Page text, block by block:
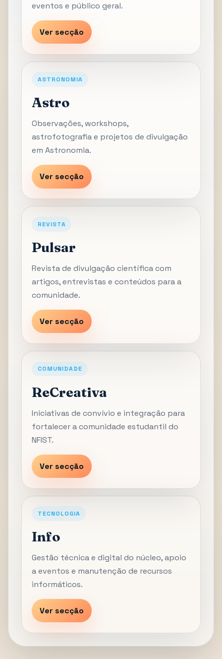
eventos e público geral.
Ver secção
ASTRONOMIA
Astro
Observações, workshops,
astrofotografia e projetos de divulgação
em Astronomia.
Ver secção
REVISTA
Pulsar
Revista de divulgação científica com
artigos, entrevistas e conteúdos para a
comunidade.
Ver secção
COMUNIDADE
ReCreativa
Iniciativas de convívio e integração para
fortalecer a comunidade estudantil do
NFIST.
Ver secção
TECNOLOGIA
Info
Gestão técnica e digital do núcleo, apoio
a eventos e manutenção de recursos
informáticos.
Ver secção